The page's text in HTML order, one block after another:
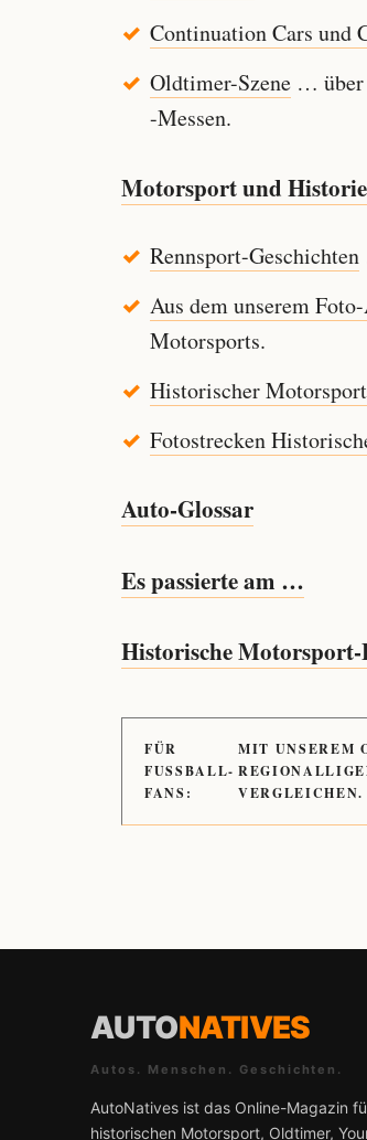
Continuation Cars und
Oldtimer-Szene… über
-Messen.
Motorsport und Historie
Rennsport-Geschichten
Aus dem unserem
Motorsports.
Historischer Motorsport
Fotostrecken
Auto-Glossar
Es passierte am …
Historische Motorsport-
FÜR
FUSSBALL-
FANS:
MIT UNSEREM
VERGLEICHEN.
AUTONATIVES
Autos. Menschen. Geschichten.
AutoNatives ist das Online-Magazin
historischen Motorsport, Oldtimer,